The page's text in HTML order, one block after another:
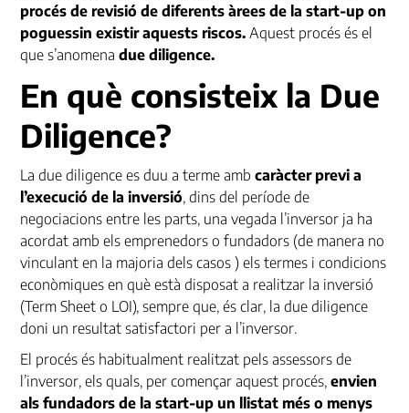
procés de revisió de diferents àrees de la start-up on
poguessin existir aquests riscos. Aquest procés és el
que s’anomenadue diligence.
En què consisteix la Due
Diligence?
La due diligence es duu a terme ambcaràcter previ a
l’execució de la inversió, dins del període de
negociacions entre les parts, una vegada l’inversor ja ha
acordat amb els emprenedors o fundadors (de manera no
vinculant en la majoria dels casos ) els termes i condicions
econòmiques en què està disposat a realitzar la inversió
(Term Sheet o LOI), sempre que, és clar, la due diligence
doni un resultat satisfactori per a l’inversor.
El procés és habitualment realitzat pels assessors de
l’inversor, els quals, per començar aquest procés,envien
als fundadors de lastart-up un llistat més o menys